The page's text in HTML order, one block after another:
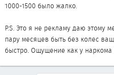
1000-1500 было жалко.
P.S. Это я не рекламу даю этому
пару месяцев быть без колес
быстро. Ощущение как у наркома